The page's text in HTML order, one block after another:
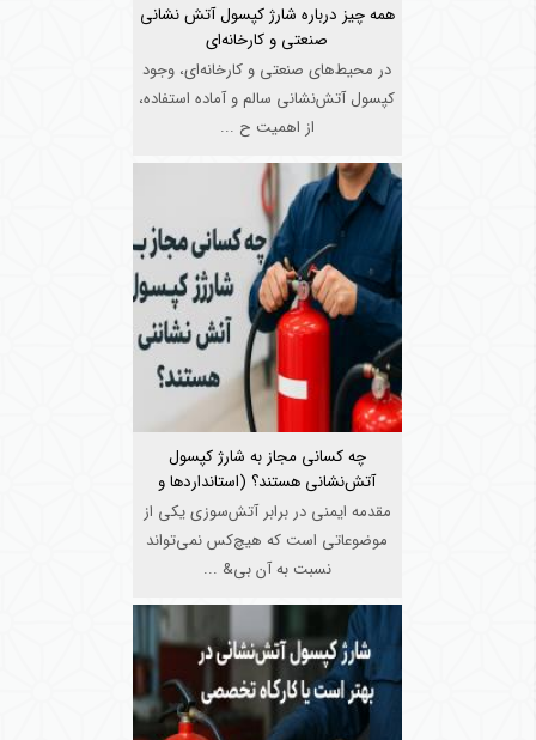
همه چیز درباره شارژ کپسول آتش نشانی
صنعتی و کارخانه‌ای
در محیط‌های صنعتی و کارخانه‌ای، وجود
کپسول آتش‌نشانی سالم و آماده استفاده،
از اهمیت ح ...
چه کسانی مجاز به شارژ کپسول
آتش‌نشانی هستند؟ (استانداردها و
مجوزها)
مقدمه ایمنی در برابر آتش‌سوزی یکی از
موضوعاتی است که هیچ‌کس نمی‌تواند
نسبت به آن بی& ...